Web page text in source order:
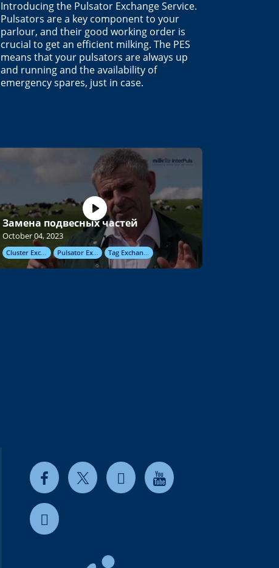
Introducing the Pulsator Exchange Service.
Pulsators are a key component to your
parlour, and their good working order is
crucial to get an efficient milking. The PES
means that your pulsators are always up
and running and the availability of
emergency spares, just in case.
Замена подвесных частей
October 04, 2023
Cluster Exchange Pulsator Exchange Tag Exchange